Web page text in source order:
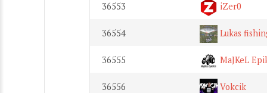
36553 iZer0
36554 Lukas
36555 MaJKeL
36556 Vokcik